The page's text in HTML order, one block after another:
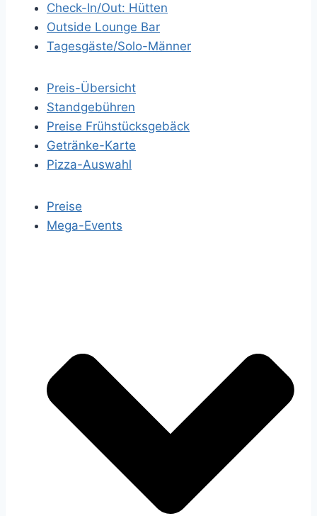
Check-In/Out: Hütten
Outside Lounge Bar
Tagesgäste/Solo-Männer
Preis-Übersicht
Standgebühren
Preise Frühstücksgebäck
Getränke-Karte
Pizza-Auswahl
Preise
Mega-Events